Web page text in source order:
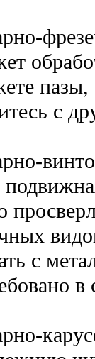
пазы,
с
с